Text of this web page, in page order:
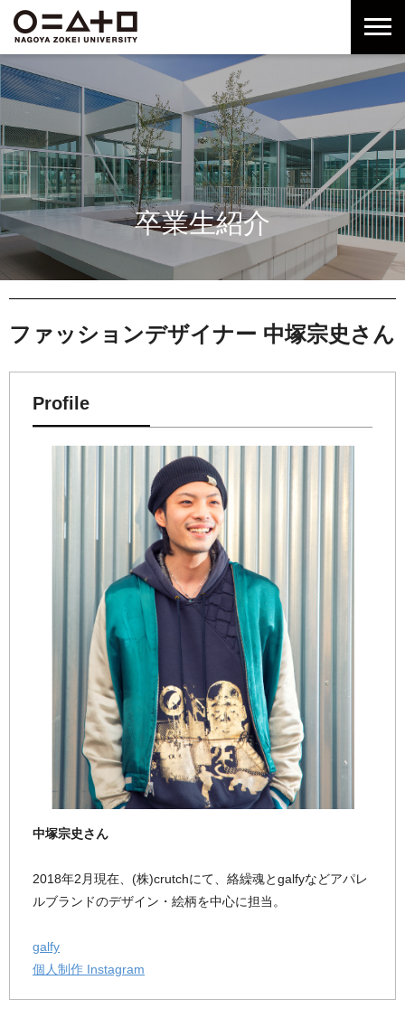
ー
バ
ル
ナ
ビ
ゲ
ー
シ
ョ
へ
へ
カ
ル
ナ
ビ
ゲ
ー
シ
ョ
ン
タ
ー
へ
卒業生紹介
ファッションデザイナー 中塚宗史さん
Profile
中塚宗史さん
2018年2月現在、(株)crutchにて、絡繰魂とgalfyなどアパレ
ルブランドのデザイン・絵柄を中心に担当。
galfy
個人制作 Instagram